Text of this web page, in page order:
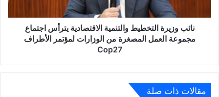
العمل
المصغرة
الأطراف
نائب وزيرة التخطيط والتنمية الاقتصادية يترأس اجتماع
مجموعة العمل المصغرة من الوزارات لمؤتمر الأطراف
Cop27
مقالات ذات صلة